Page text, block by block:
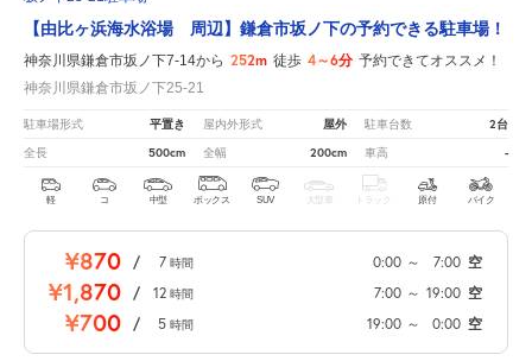
【由比ヶ浜海水浴場 周辺】鎌倉市坂ノ下の予約できる駐車場！
神奈川県鎌倉市坂ノ下7-14から 252m 徒歩 4～6分 予約できてオススメ！
神奈川県鎌倉市坂ノ下25-21
駐車場形式 平置き 屋内外形式 屋外 駐車台数 2台
全長 500cm 全幅 200cm 車高 -
軽 コ 中型 ボックス SUV 大型車 トラック 原付 バイク
¥870 / 7 時間 0:00 ～ 7:00 空
¥1,870 / 12 時間 7:00 ～ 19:00 空
¥700 / 5 時間 19:00 ～ 0:00 空